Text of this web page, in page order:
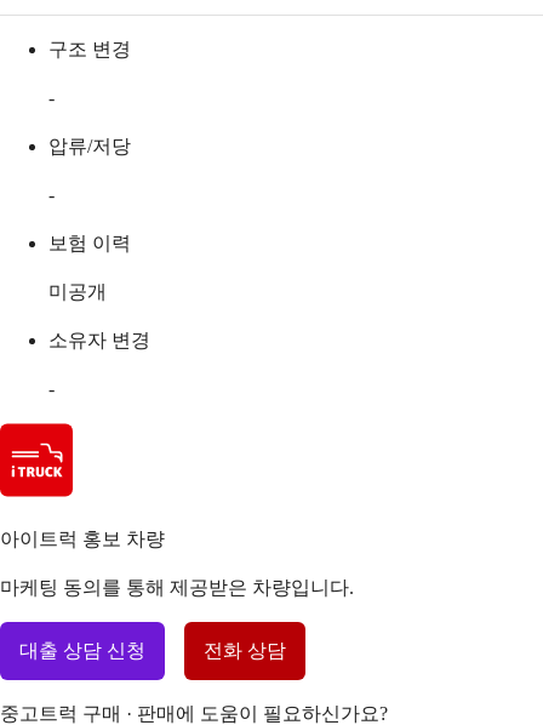
구조 변경
-
압류/저당
-
보험 이력
미공개
소유자 변경
-
아이트럭 홍보 차량
마케팅 동의를 통해 제공받은 차량입니다.
대출 상담 신청 전화 상담
중고트럭 구매 · 판매에 도움이 필요하신가요?